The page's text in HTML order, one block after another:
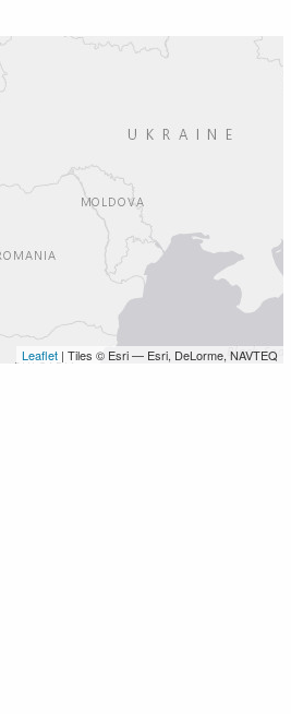
Leaflet| Tiles © Esri — Esri, DeLorme, NAVTEQ